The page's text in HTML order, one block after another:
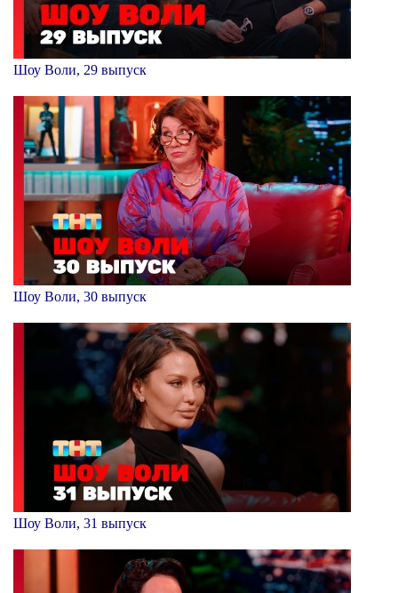
Шоу Воли, 29 выпуск
Шоу Воли, 30 выпуск
Шоу Воли, 31 выпуск